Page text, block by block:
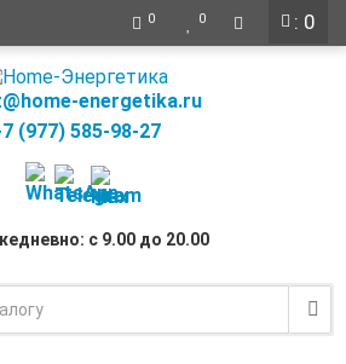
: 0
0 0
energetika.ru
(977) 585-98-27
с 9.00 до 20.00